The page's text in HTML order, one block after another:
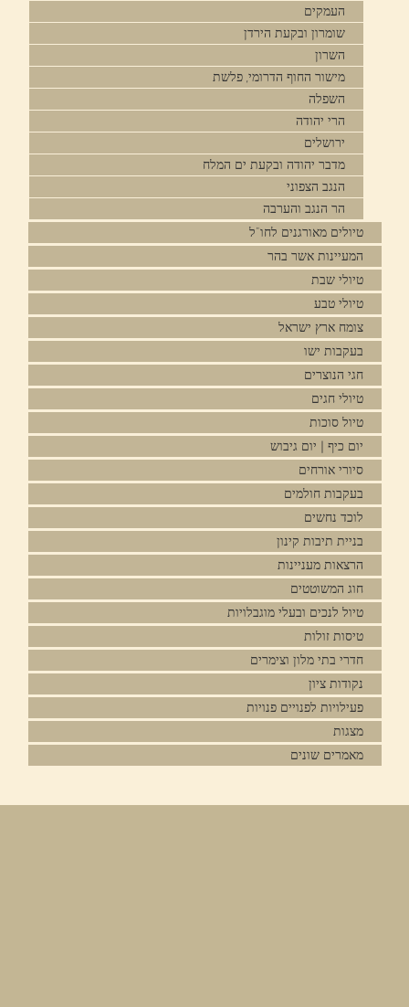
העמקים
שומרון ובקעת הירדן
השרון
מישור החוף הדרומי, פלשת
השפלה
הרי יהודה
ירושלים
מדבר יהודה ובקעת ים המלח
הנגב הצפוני
הר הנגב והערבה
טיולים מאורגנים לחו"ל
המעיינות אשר בהר
טיולי שבת
טיולי טבע
צומח ארץ ישראל
בעקבות ישו
חגי הנוצרים
טיולי חגים
טיול סוכות
יום כיף | יום גיבוש
סיורי אורחים
בעקבות חולמים
לוכד נחשים
בניית תיבות קינון
הרצאות מעניינות
חוג המשוטטים
טיול לנכים ובעלי מוגבלויות
טיסות זולות
חדרי בתי מלון וצימרים
נקודות ציון
פעילויות לפנויים פנויות
מצגות
מאמרים שונים